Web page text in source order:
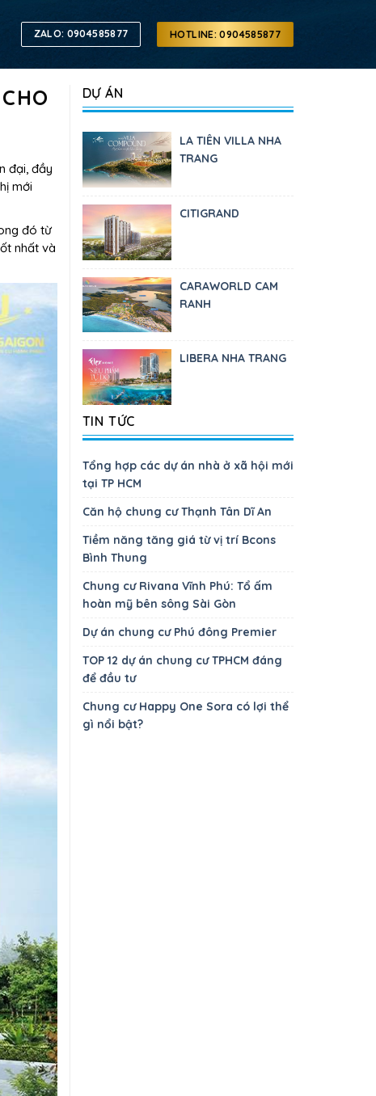
ZALO: 0904585877 HOTLINE: 0904585877
đại, đầy
mới
đó từ
nhất và
DỰ ÁN
LA TIÊN VILLA NHA
TRANG
CITIGRAND
CARAWORLD CAM
RANH
LIBERA NHA TRANG
TIN TỨC
Tổng hợp các dự án nhà ở xã hội mới
tại TP HCM
Căn hộ chung cư Thạnh Tân Dĩ An
Tiềm năng tăng giá từ vị trí Bcons
Bình Thung
Chung cư Rivana Vĩnh Phú: Tổ ấm
hoàn mỹ bên sông Sài Gòn
Dự án chung cư Phú đông Premier
TOP 12 dự án chung cư TPHCM đáng
để đầu tư
Chung cư Happy One Sora có lợi thể
gì nổi bật?